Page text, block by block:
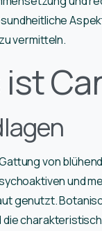
vermitteln.
ist
von
und
genutzt.
die